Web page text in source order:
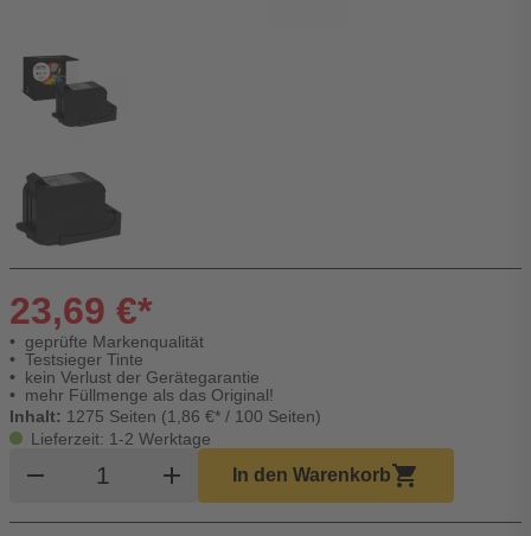
23,69 €*
geprüfte Markenqualität
Testsieger Tinte
kein Verlust der Gerätegarantie
mehr Füllmenge als das Original!
Inhalt: 1275 Seiten (1,86 €* / 100 Seiten)
Lieferzeit: 1-2 Werktage
remove Produkt Warenkorb Menge
add In den Warenkorbshopping_cart